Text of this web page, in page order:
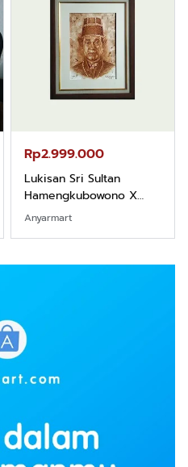
Rp2.999.000
Lukisan Sri Sultan
Hamengkubowono X
dari Kopi Karya Rudi
Winarso
Anyarmart